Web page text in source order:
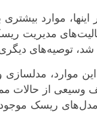
اینها، موارد
مدیریت
توصیه‌های دیگری
موارد، مدلسازی
وسیعی از حالات
ریسک موجود